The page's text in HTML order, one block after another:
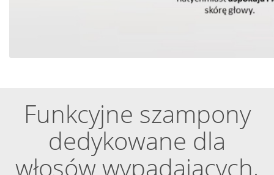
Funkcyjne szampony
dedykowane dla
włosów wypadających,